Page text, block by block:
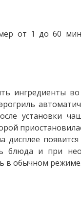
от 1 до 60
ингредиенты
установки
блюда и при
в обычном режиме.